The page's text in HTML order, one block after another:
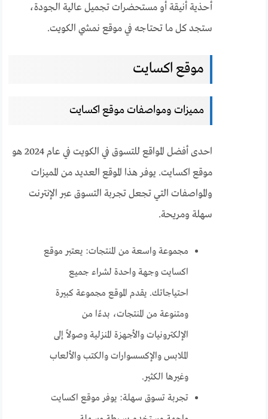
أحذية أنيقة أو مستحضرات تجميل عالية الجودة،
ستجد كل ما تحتاجه في موقع نمشي الكويت.
موقع اكسايت
مميزات ومواصفات موقع اكسايت
احدى أفضل المواقع للتسوق في الكويت في عام 2024 هو
موقع اكسايت. يوفر هذا الموقع العديد من المميزات
والمواصفات التي تجعل تجربة التسوق عبر الإنترنت
سهلة ومريحة.
مجموعة واسعة من المنتجات: يعتبر موقع
اكسايت وجهة واحدة لشراء جميع
احتياجاتك. يقدم الموقع مجموعة كبيرة
ومتنوعة من المنتجات، بدءًا من
الإلكترونيات والأجهزة المنزلية وصولاً إلى
الملابس والإكسسوارات والكتب والألعاب
وغيرها الكثير.
تجربة تسوق سهلة: يوفر موقع اكسايت